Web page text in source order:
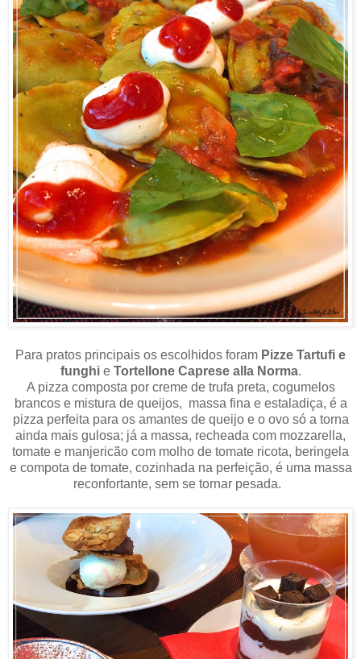
Para pratos principais os escolhidos foram Pizze Tartufi e
funghie Tortellone Caprese alla Norma.
A pizza composta por creme de trufa preta, cogumelos
brancos e mistura de queijos, massa fina e estaladiça, é a
pizza perfeita para os amantes de queijo e o ovo só a torna
ainda mais gulosa; já a massa, recheada com mozzarella,
tomate e manjericão com molho de tomate ricota, beringela
e compota de tomate, cozinhada na perfeição, é uma massa
reconfortante, sem se tornar pesada.